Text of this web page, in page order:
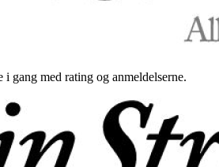
gang med rating og anmeldelserne.